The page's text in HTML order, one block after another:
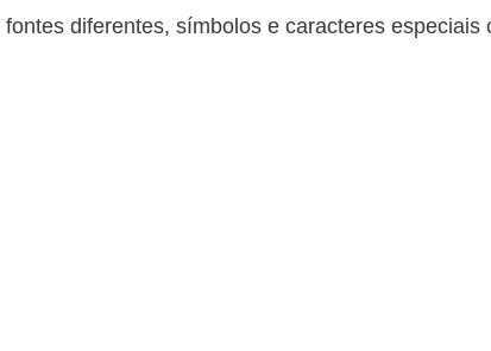
diferentes, símbolos e caracteres